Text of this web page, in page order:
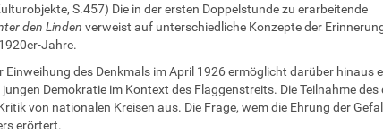
S.457) Die in der ersten Doppelstunde zu erarbeitende
den Linden verweist auf unterschiedliche Konzepte der
Jahre.
des Denkmals im April 1926 ermöglicht darüber hinaus
Demokratie im Kontext des Flaggenstreits. Die Teilnahme
von nationalen Kreisen aus. Die Frage, wem die Ehrung der
erörtert.